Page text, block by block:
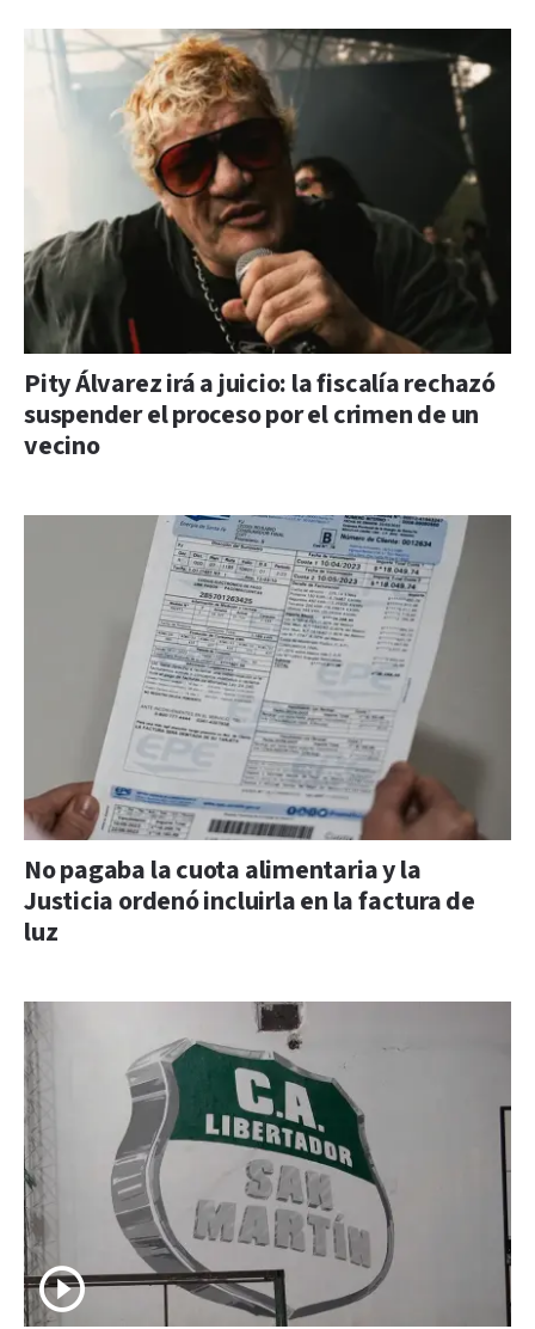
Pity Álvarez irá a juicio: la fiscalía rechazó
suspender el proceso por el crimen de un
vecino
No pagaba la cuota alimentaria y la
Justicia ordenó incluirla en la factura de
luz